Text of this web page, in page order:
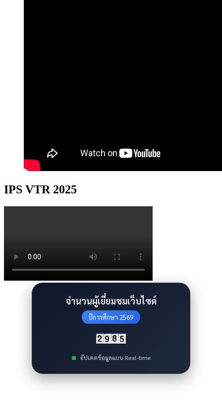
IPS VTR 2025
จำนวนผู้เยี่ยมชมเว็บไซต์
ปีการศึกษา 2569
อัปเดตข้อมูลแบบ Real-time